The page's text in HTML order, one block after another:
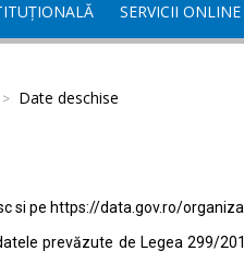
SERVICII ONLINE
Date deschise
si pe https://data.gov.ro/
prevăzute de Legea 299/